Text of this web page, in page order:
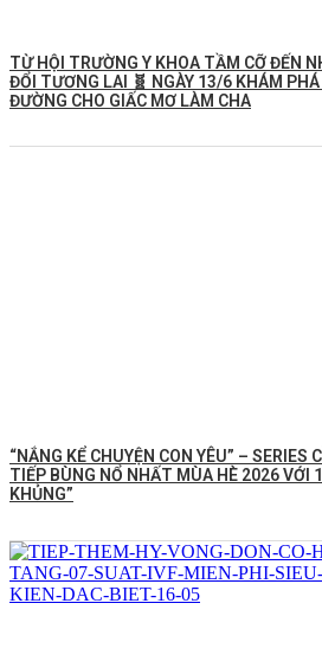
TỪ HỘI TRƯỜNG Y KHOA TẦM CỠ ĐẾN
ĐỔI TƯƠNG LAI 🧬 NGÀY 13/6 KHÁM
ĐƯỜNG CHO GIẤC MƠ LÀM CHA
“NẮNG KỂ CHUYỆN CON YÊU” – SERIES
TIẾP BÙNG NỔ NHẤT MÙA HÈ 2026 VỚI
KHỦNG”